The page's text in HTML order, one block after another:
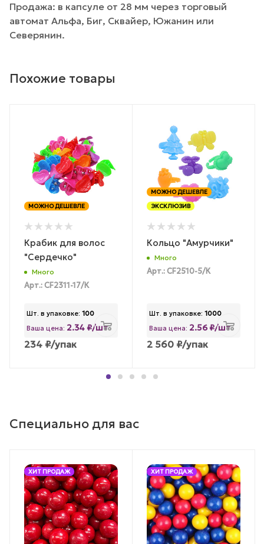
Продажа: в капсуле от 28 мм через торговый
автомат Альфа, Биг, Сквайер, Южанин или
Северянин.
Похожие товары
МОЖНО ДЕШЕВЛЕ
Крабик для волос
"Сердечко"
Много
Арт.: CF2311-17/К
Шт. в упаковке: 100
Ваша цена: 2.34 ₽/шт
234 ₽/упак
МОЖНО ДЕШЕВЛЕ
ЭКСКЛЮЗИВ
Кольцо "Амурчики"
Много
Арт.: CF2510-5/К
Шт. в упаковке: 1000
Ваша цена: 2.56 ₽/шт
2 560 ₽/упак
Специально для вас
ХИТ ПРОДАЖ ХИТ ПРОДАЖ